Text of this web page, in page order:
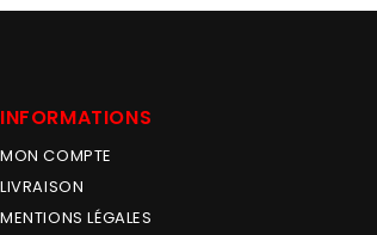
INFORMATIONS
MON COMPTE
LIVRAISON
MENTIONS LÉGALES